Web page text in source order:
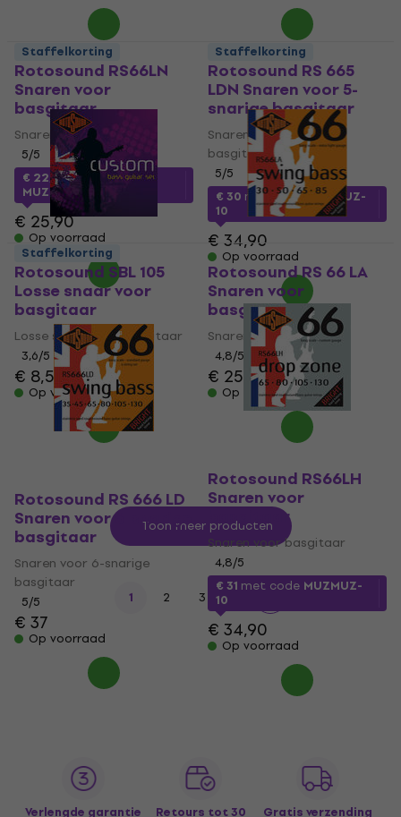
Rotosound RS66LN
Snaren voor
basgitaar
Snaren voor basgitaar
5/5
€ 22,50met code
MUZMUZ-10
€ 25,90
Op voorraad
Rotosound RS 665
LDN Snaren voor 5-
snarige basgitaar
Snaren voor 5-snarige
basgitaar
5/5
€ 30 met codeMUZMUZ-
10
€ 34,90
Op voorraad
Staffelkorting
Rotosound SBL 105
Losse snaar voor
basgitaar
Losse snaar voor basgitaar
3,6/5
€ 8,59
Op voorraad
Staffelkorting
Rotosound RS 66 LA
Snaren voor
basgitaar
Snaren voor basgitaar
4,8/5
€ 25,90
Op voorraad
Staffelkorting
Rotosound RS 666 LD
Snaren voor 6-snarige
basgitaar
Snaren voor 6-snarige
basgitaar
5/5
€ 37
Op voorraad
Rotosound RS66LH
Snaren voor
basgitaar
Snaren voor basgitaar
4,8/5
€ 31 met code MUZMUZ-
10
€ 34,90
Op voorraad
Toon meer producten
1 2 3
Verlengde garantie Retours tot 30 Gratis verzending